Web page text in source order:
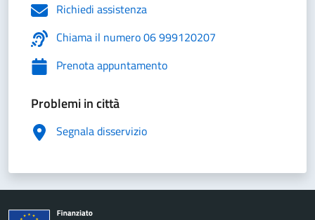
Richiedi assistenza
Chiama il numero 06 999120207
Prenota appuntamento
Problemi in città
Segnala disservizio